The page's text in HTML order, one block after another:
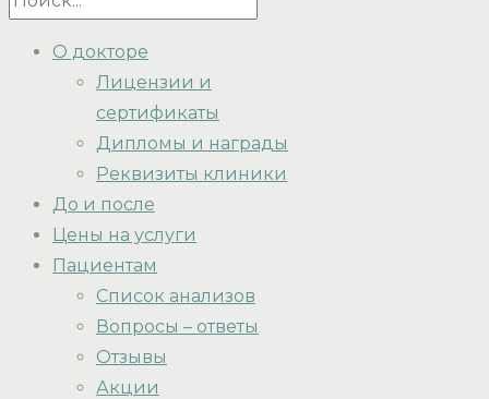
О докторе
Лицензии и
сертификаты
Дипломы и награды
Реквизиты клиники
До и после
Цены на услуги
Пациентам
Список анализов
Вопросы – ответы
Отзывы
Акции